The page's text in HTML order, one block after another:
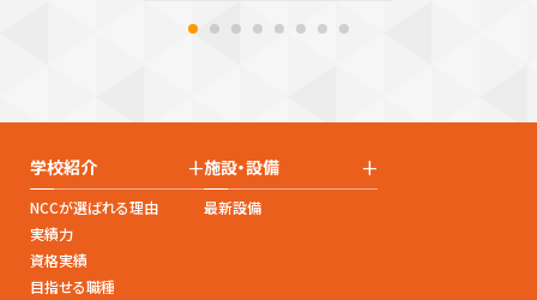
学校紹介 +
NCCが選ばれる理由
実績力
資格実績
目指せる職種
施設・設備 +
最新設備